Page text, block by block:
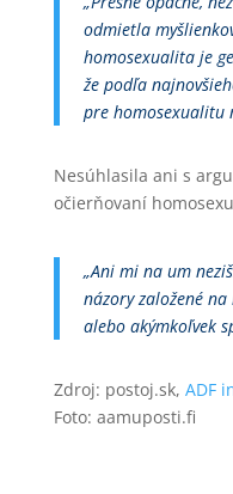
odmietla
homosexualita je
že podľa
pre homosexualitu
Nesúhlasila ani s
očierňovaní
„Ani mi na um
názory založené
alebo akýmkoľvek
Zdroj: postoj.sk, ADF
Foto: aamuposti.fi